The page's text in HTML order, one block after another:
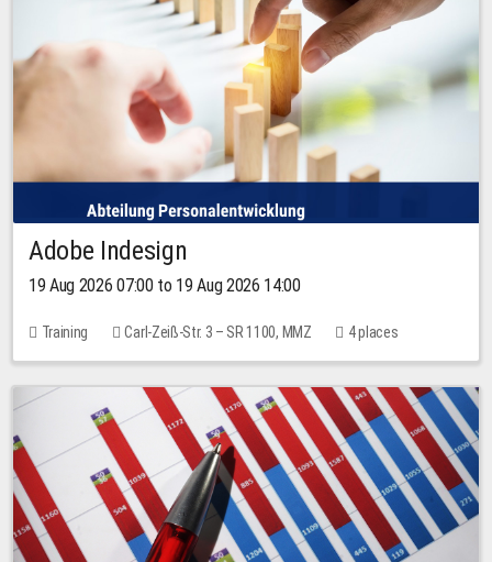
Adobe Indesign
19 Aug 2026 07:00 to 19 Aug 2026 14:00
Training Carl-Zeiß-Str. 3 – SR 1100, MMZ 4 places